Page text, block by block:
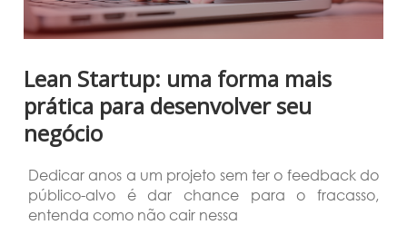
Lean Startup: uma forma mais
prática para desenvolver seu
negócio
Dedicar anos a um projeto sem ter o feedback do
público-alvo é dar chance para o fracasso,
entenda como não cair nessa